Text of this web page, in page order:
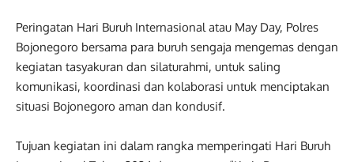
Peringatan Hari Buruh Internasional atau May Day, Polres
Bojonegoro bersama para buruh sengaja mengemas dengan
kegiatan tasyakuran dan silaturahmi, untuk saling
komunikasi, koordinasi dan kolaborasi untuk menciptakan
situasi Bojonegoro aman dan kondusif.
Tujuan kegiatan ini dalam rangka memperingati Hari Buruh